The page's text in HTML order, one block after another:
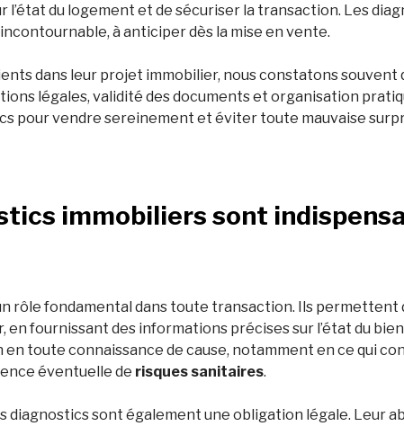
l’état du logement et de sécuriser la transaction. Les
à anticiper dès la mise en vente.
dans leur projet immobilier, nous constatons
légales, validité des documents et organisation
pour vendre sereinement et éviter toute mauvaise
immobiliers sont
rôle fondamental dans toute transaction. Ils permettent
fournissant des informations précises sur l’état du
en toute connaissance de cause, notamment en ce qui
éventuelle de risques sanitaires.
diagnostics sont également une obligation légale. Leur